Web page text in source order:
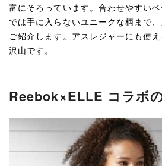
富にそろっています。合わせやすい
では手に入らないユニークな柄まで
ご紹介します。アスレジャーにも使
沢山です。
Reebok×ELLE コラボ